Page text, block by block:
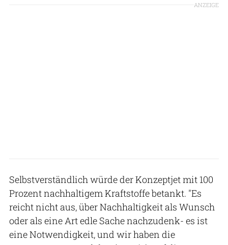
ANZEIGE
Selbstverständlich würde der Konzeptjet mit 100
Prozent nachhaltigem Kraftstoffe betankt. "Es
reicht nicht aus, über Nachhaltigkeit als Wunsch
oder als eine Art edle Sache nachzudenk- es ist
eine Notwendigkeit, und wir haben die